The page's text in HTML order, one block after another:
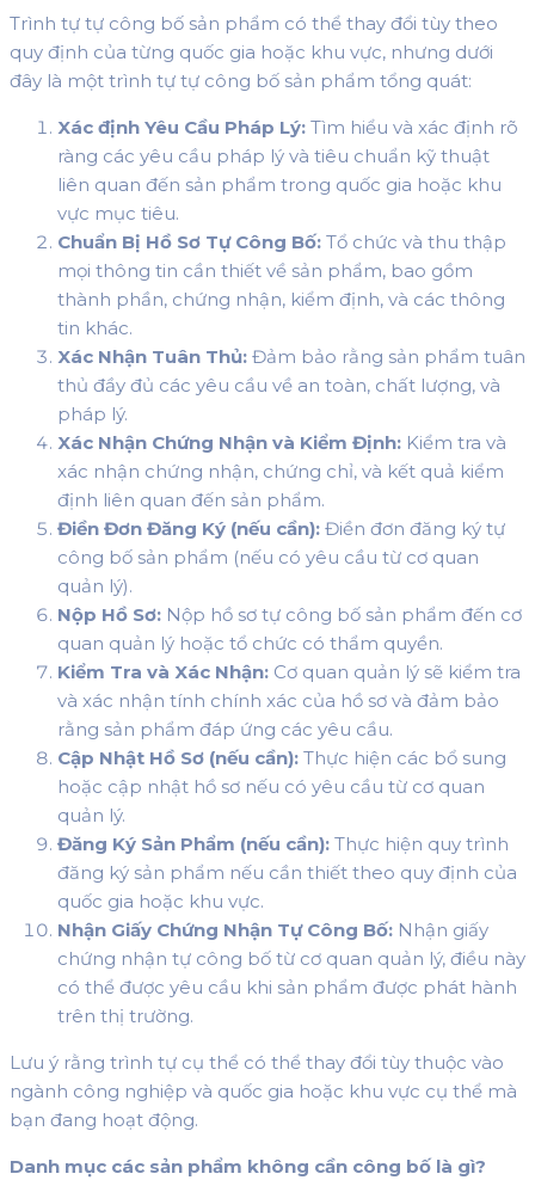
Trình tự tự công bố sản phẩm có thể thay đổi tùy theo
quy định của từng quốc gia hoặc khu vực, nhưng dưới
đây là một trình tự tự công bố sản phẩm tổng quát:
Xác định Yêu Cầu Pháp Lý: Tìm hiểu và xác định rõ
ràng các yêu cầu pháp lý và tiêu chuẩn kỹ thuật
liên quan đến sản phẩm trong quốc gia hoặc khu
vực mục tiêu.
Chuẩn Bị Hồ Sơ Tự Công Bố: Tổ chức và thu thập
mọi thông tin cần thiết về sản phẩm, bao gồm
thành phần, chứng nhận, kiểm định, và các thông
tin khác.
Xác Nhận Tuân Thủ: Đảm bảo rằng sản phẩm tuân
thủ đầy đủ các yêu cầu về an toàn, chất lượng, và
pháp lý.
Xác Nhận Chứng Nhận và Kiểm Định: Kiểm tra và
xác nhận chứng nhận, chứng chỉ, và kết quả kiểm
định liên quan đến sản phẩm.
Điền Đơn Đăng Ký (nếu cần): Điền đơn đăng ký tự
công bố sản phẩm (nếu có yêu cầu từ cơ quan
quản lý).
Nộp Hồ Sơ: Nộp hồ sơ tự công bố sản phẩm đến cơ
quan quản lý hoặc tổ chức có thẩm quyền.
Kiểm Tra và Xác Nhận: Cơ quan quản lý sẽ kiểm tra
và xác nhận tính chính xác của hồ sơ và đảm bảo
rằng sản phẩm đáp ứng các yêu cầu.
Cập Nhật Hồ Sơ (nếu cần): Thực hiện các bổ sung
hoặc cập nhật hồ sơ nếu có yêu cầu từ cơ quan
quản lý.
Đăng Ký Sản Phẩm (nếu cần): Thực hiện quy trình
đăng ký sản phẩm nếu cần thiết theo quy định của
quốc gia hoặc khu vực.
Nhận Giấy Chứng Nhận Tự Công Bố: Nhận giấy
chứng nhận tự công bố từ cơ quan quản lý, điều này
có thể được yêu cầu khi sản phẩm được phát hành
trên thị trường.
Lưu ý rằng trình tự cụ thể có thể thay đổi tùy thuộc vào
ngành công nghiệp và quốc gia hoặc khu vực cụ thể mà
bạn đang hoạt động.
Danh mục các sản phẩm không cần công bố là gì?